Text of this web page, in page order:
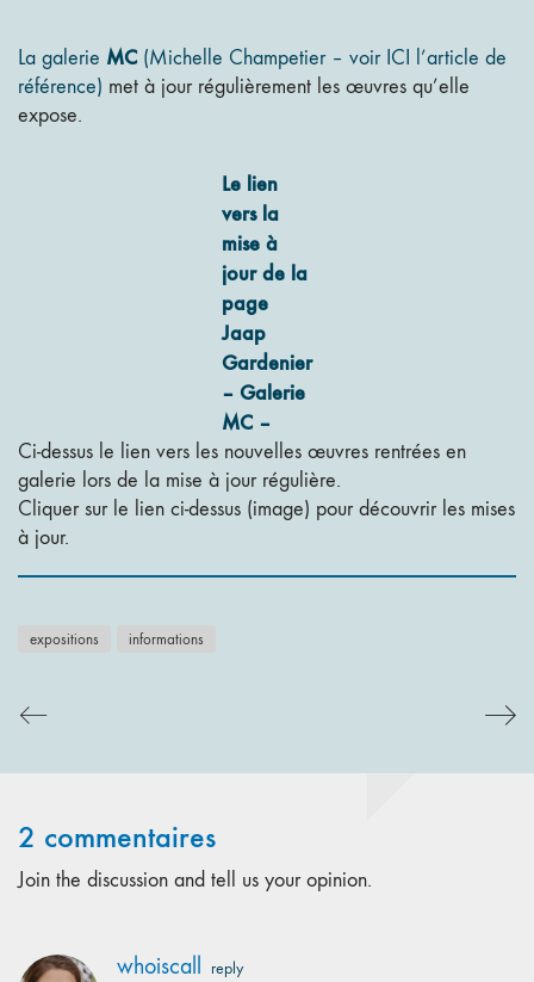
La galerie MC (Michelle Champetier – voir ICI l’article de
référence) met à jour régulièrement les œuvres qu’elle
expose.
Le lien
vers la
mise à
jour de la
page
Jaap
Gardenier
– Galerie
MC –
Ci-dessus le lien vers les nouvelles œuvres rentrées en
galerie lors de la mise à jour régulière.
Cliquer sur le lien ci-dessus (image) pour découvrir les mises
à jour.
expositions informations
2 commentaires
Join the discussion and tell us your opinion.
whoiscall reply